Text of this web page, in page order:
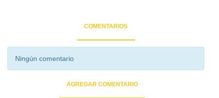
COMENTARIOS
Ningún comentario
AGREGAR COMENTARIO